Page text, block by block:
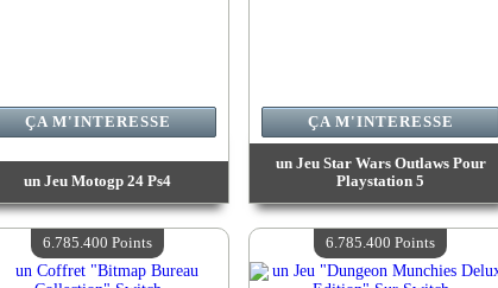
un Jeu Motogp 24 Ps4
Valeur :6 785 400 Points
Quantité Disponible :4
ÇA M'INTERESSE
un Jeu Star Wars Outlaws Pour
Playstation 5
Valeur :6 785 400 Points
Quantité Disponible :4
ÇA M'INTERESSE
6.785.400 Points 6.785.400 Points